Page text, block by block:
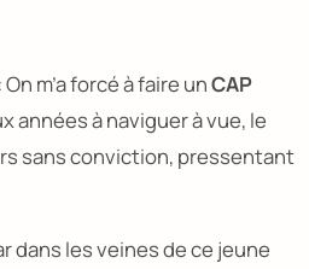
On m’a forcé à faire unCAP
années à naviguer à vue, le
sans conviction, pressentant
dans les veines de ce jeune